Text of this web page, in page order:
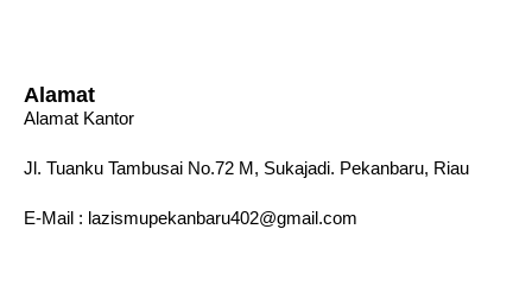
Alamat
Alamat Kantor
Jl. Tuanku Tambusai No.72 M, Sukajadi. Pekanbaru, Riau
E-Mail : lazismupekanbaru402@gmail.com